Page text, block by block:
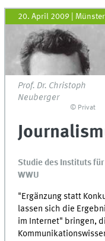
20. April 2009
Prof. Dr. Christoph
Neuberger
© Privat
Studie des Instituts
WWU
"Ergänzung statt
lassen sich die
im Internet" bringen,